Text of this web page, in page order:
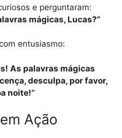
e perguntaram:
mágicas, Lucas?”
entusiasmo:
As palavras mágicas
desculpa, por favor,
noite!”
Ação